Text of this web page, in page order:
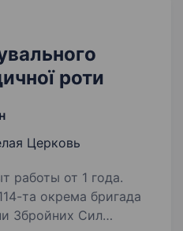
роти
Церковь
работы от 1 года.
Збройних Сил